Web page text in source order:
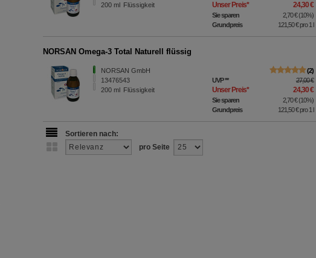
200 ml Flüssigkeit Unser Preis* 24,30 €
Sie sparen 2,70 €(10%)
Grundpreis
121,50 €pro 1 l
NORSAN Omega-3 Total Naturell flüssig
NORSAN GmbH
13476543
200 ml Flüssigkeit
2
UVP** 27,00 €
Unser Preis* 24,30 €
Sie sparen 2,70 €(10%)
Grundpreis
121,50 €pro 1 l
Sortieren nach:
pro Seite